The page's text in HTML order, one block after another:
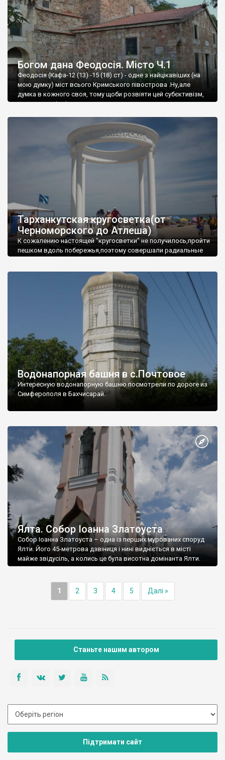
Богом дана Феодосія. Місто Ч.1
Феодосія (Кафа-12 (13) -15 (18) ст) - одне з найцікавіших (на
мою думку) міст всього Кримського півострова .Ну,але
думка в кожного своя, тому щоби розвіяти цей субєктивізм,
запрошую відвідати це
Тарханкутская кругосветка(от
Черноморского до Атлеша)
К сожалению настоящей "кругосветки" не получилось,пройти
пешком вдоль побережья,поэтому совершали радиальные
Водонапорная башня в с.Почтовое
Интересную водонапорную башню посмотрели по дороге из
Симферополя в Бахчисарай.
Ялта. Собор Іоанна Златоуста
Собор Іоанна Златоуста – одна із перших мурованих споруд
Ялти. Його 45-метрова дзвіниця і нині видніється в місті
майже звідусіль, а колись це була висотна домінанта Ялти.
1 2 3 4 5 Далі »
Станьте нашим автором
Підтримати сайт